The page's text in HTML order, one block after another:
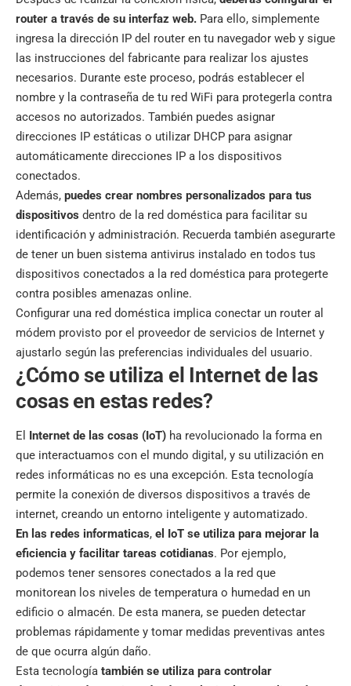
router a través de su interfaz web. Para ello, simplemente
ingresa la dirección IP del router en tu navegador web y sigue
las instrucciones del fabricante para realizar los ajustes
necesarios. Durante este proceso, podrás establecer el
nombre y la contraseña de tu red WiFi para protegerla contra
accesos no autorizados. También puedes asignar
direcciones IP estáticas o utilizar DHCP para asignar
automáticamente direcciones IP a los dispositivos
conectados.
Además, puedes crear nombres personalizados para tus
dispositivos dentro de la red doméstica para facilitar su
identificación y administración. Recuerda también asegurarte
de tener un buen sistema antivirus instalado en todos tus
dispositivos conectados a la red doméstica para protegerte
contra posibles amenazas online.
Configurar una red doméstica implica conectar un router al
módem provisto por el proveedor de servicios de Internet y
ajustarlo según las preferencias individuales del usuario.
¿Cómo se utiliza el Internet de las
cosas en estas redes?
El Internet de las cosas (IoT) ha revolucionado la forma en
que interactuamos con el mundo digital, y su utilización en
redes informáticas no es una excepción. Esta tecnología
permite la conexión de diversos dispositivos a través de
internet, creando un entorno inteligente y automatizado.
En las redes informaticas, el IoT se utiliza para mejorar la
eficiencia y facilitar tareas cotidianas. Por ejemplo,
podemos tener sensores conectados a la red que
monitorean los niveles de temperatura o humedad en un
edificio o almacén. De esta manera, se pueden detectar
problemas rápidamente y tomar medidas preventivas antes
de que ocurra algún daño.
Esta tecnología también se utiliza para controlar